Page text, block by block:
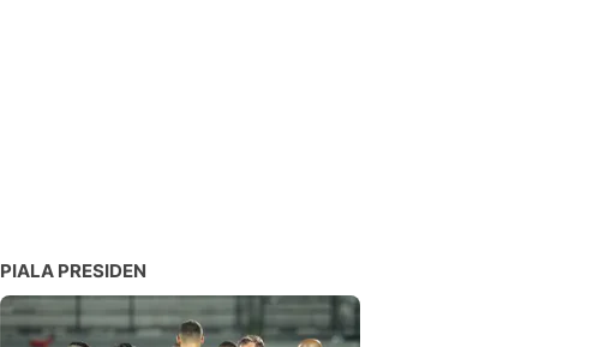
PIALA PRESIDEN